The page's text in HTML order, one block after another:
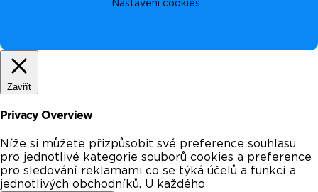
Nastavení cookies
Zavřít
Privacy Overview
Níže si můžete přizpůsobit své preference souhlasu
pro jednotlivé kategorie souborů cookies a preference
pro sledování reklamami co se týká účelů a funkcí a
jednotlivých obchodníků. U každého